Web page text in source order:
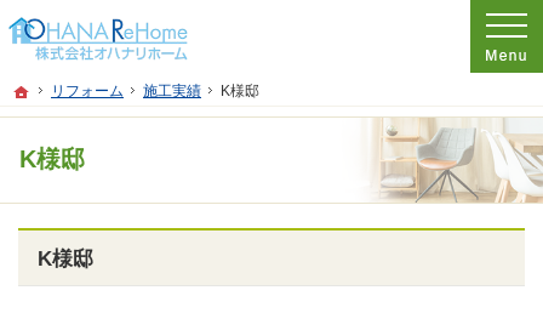
ホーム
リフォーム 施工実績 K様邸
K様邸
プロの目線からご提案。神奈川県茅ケ崎市のリフォームを手がける工務店なら当社
リフォームをお考えなら神奈川県茅ケ崎市の工務店【オハナリホーム】へ！
K様邸